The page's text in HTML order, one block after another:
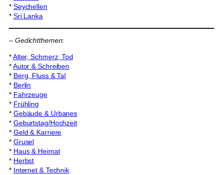
* Seychellen
* Sri Lanka
– Gedichtthemen:
*Alter, Schmerz, Tod
*Autor & Schreiben
* Berg, Fluss & Tal
* Berlin
* Fahrzeuge
* Frühling
* Gebäude & Urbanes
* Geburtstag/Hochzeit
* Geld & Karriere
* Grusel
* Haus & Heimat
* Herbst
* Internet & Technik